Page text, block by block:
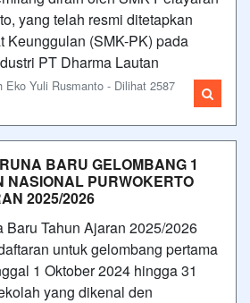
yang telah resmi ditetapkan
Keunggulan (SMK-PK) pada
PT Dharma Lautan
Eko Yuli Rusmanto - Dilihat 2587
BARU GELOMBANG 1
NASIONAL PURWOKERTO
2025/2026
Baru Tahun Ajaran 2025/2026
untuk gelombang pertama
1 Oktober 2024 hingga 31
yang dikenal den